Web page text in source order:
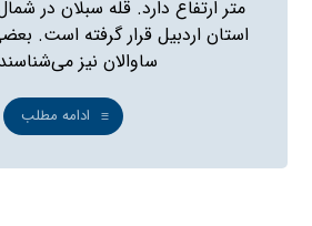
متر ارتفاع دارد. قله سبلان در
استان اردبیل قرار گرفته است.
ساوالان نیز
ادامه مطلب